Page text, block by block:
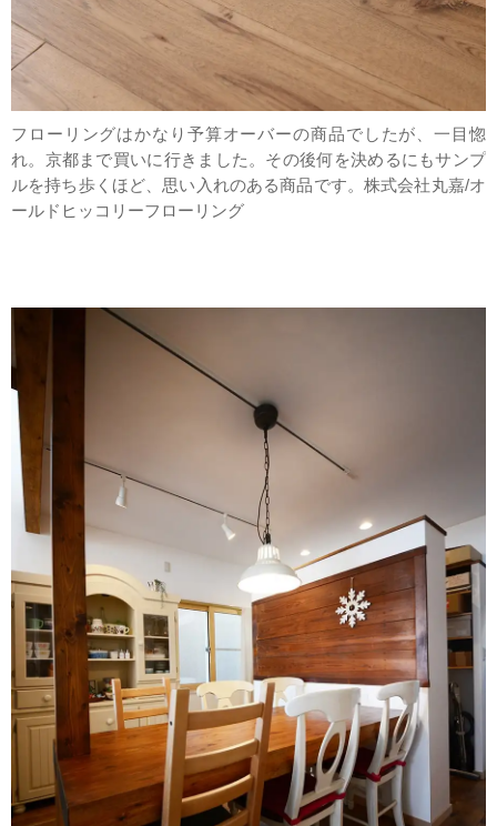
フローリングはかなり予算オーバーの商品でしたが、一目惚
れ。京都まで買いに行きました。その後何を決めるにもサンプ
ルを持ち歩くほど、思い入れのある商品です。株式会社丸嘉/オ
ールドヒッコリーフローリング